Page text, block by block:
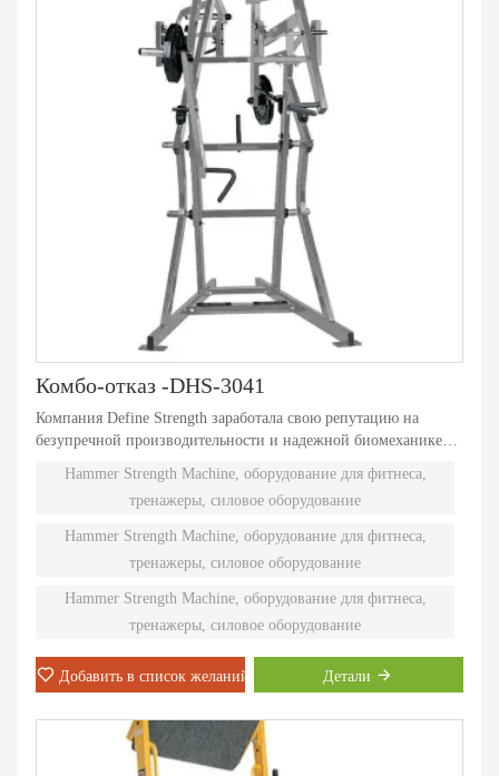
Комбо-отказ -DHS-3041
Компания Define Strength заработала свою репутацию на
безупречной производительности и надежной биомеханике
естественные траектории движения обеспечивают
эффективную тренировку с отягощениями. Девяносто
различных моделей Plate-Loaded удовлетворяют
сильным спортсменам.
Hammer Strength Machine, оборудование для фитнеса,
тренажеры, силовое оборудование
Hammer Strength Machine, оборудование для фитнеса,
тренажеры, силовое оборудование
Hammer Strength Machine, оборудование для фитнеса,
тренажеры, силовое оборудование
Добавить в список желаний Детали